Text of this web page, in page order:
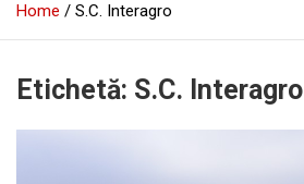
Home S.C. Interagro
Etichetă: S.C. Interagro